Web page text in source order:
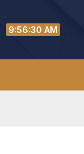
9:56:31 AM